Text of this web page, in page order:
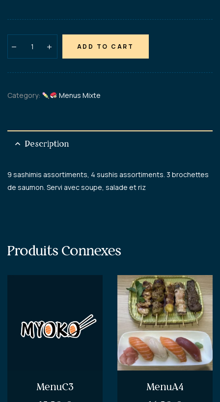
ADD TO CART
Category: Menus Mixte
Description
9 sashimis assortiments, 4 sushis assortiments. 3 brochettes
de saumon. Servi avec soupe, salade et riz
Produits Connexes
MenuC3
MenuA4